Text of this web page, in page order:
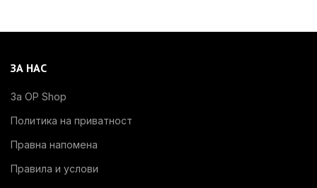
ЗА НАС
За OP Shop
Политика на приватност
Правна напомена
Правила и услови